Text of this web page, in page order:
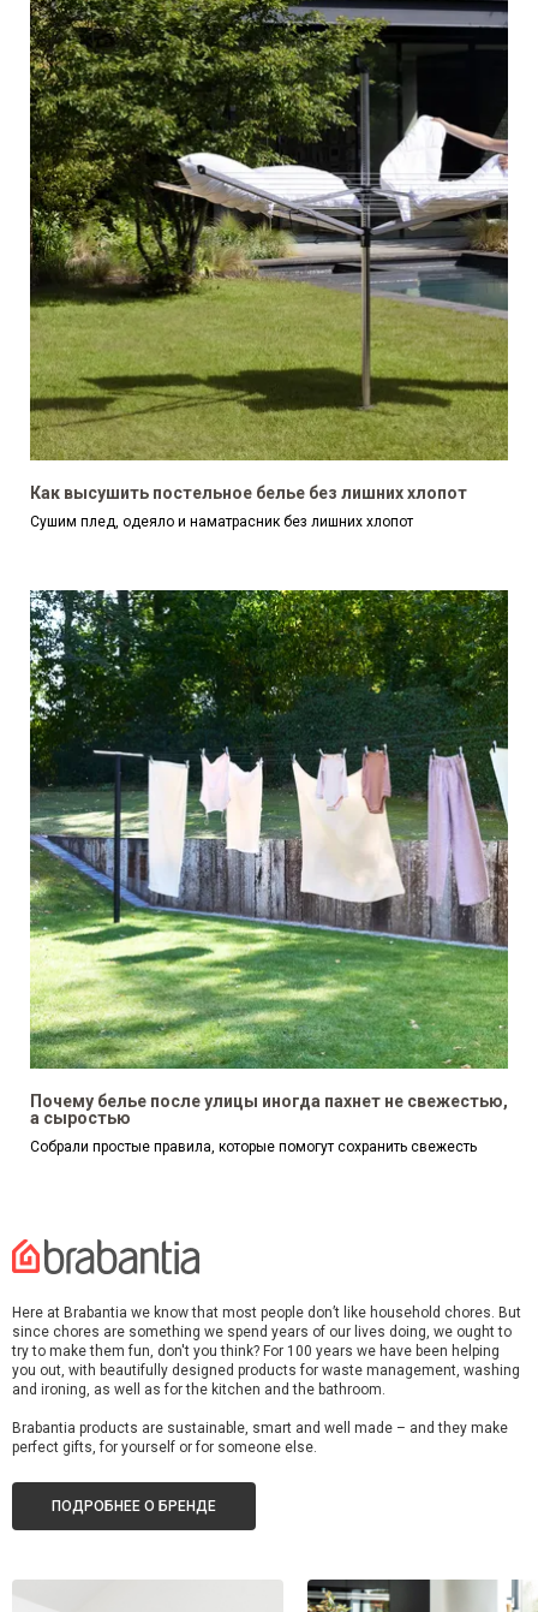
Как высушить постельное белье без лишних хлопот
Сушим плед, одеяло и наматрасник без лишних хлопот
Почему белье после улицы иногда пахнет не свежестью,
а сыростью
Собрали простые правила, которые помогут сохранить свежесть
Here at Brabantia we know that most people don’t like household chores. But
since chores are something we spend years of our lives doing, we ought to
try to make them fun, don't you think? For 100 years we have been helping
you out, with beautifully designed products for waste management, washing
and ironing, as well as for the kitchen and the bathroom.
Brabantia products are sustainable, smart and well made – and they make
perfect gifts, for yourself or for someone else.
ПОДРОБНЕЕ О БРЕНДЕ